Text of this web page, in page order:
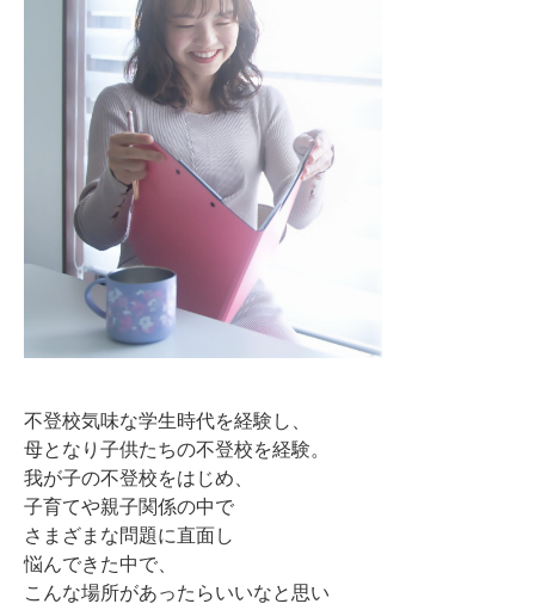
不登校気味な学生時代を経験し、
母となり子供たちの不登校を経験。
我が子の不登校をはじめ、
子育てや親子関係の中で
さまざまな問題に直面し
悩んできた中で、
こんな場所があったらいいなと思い